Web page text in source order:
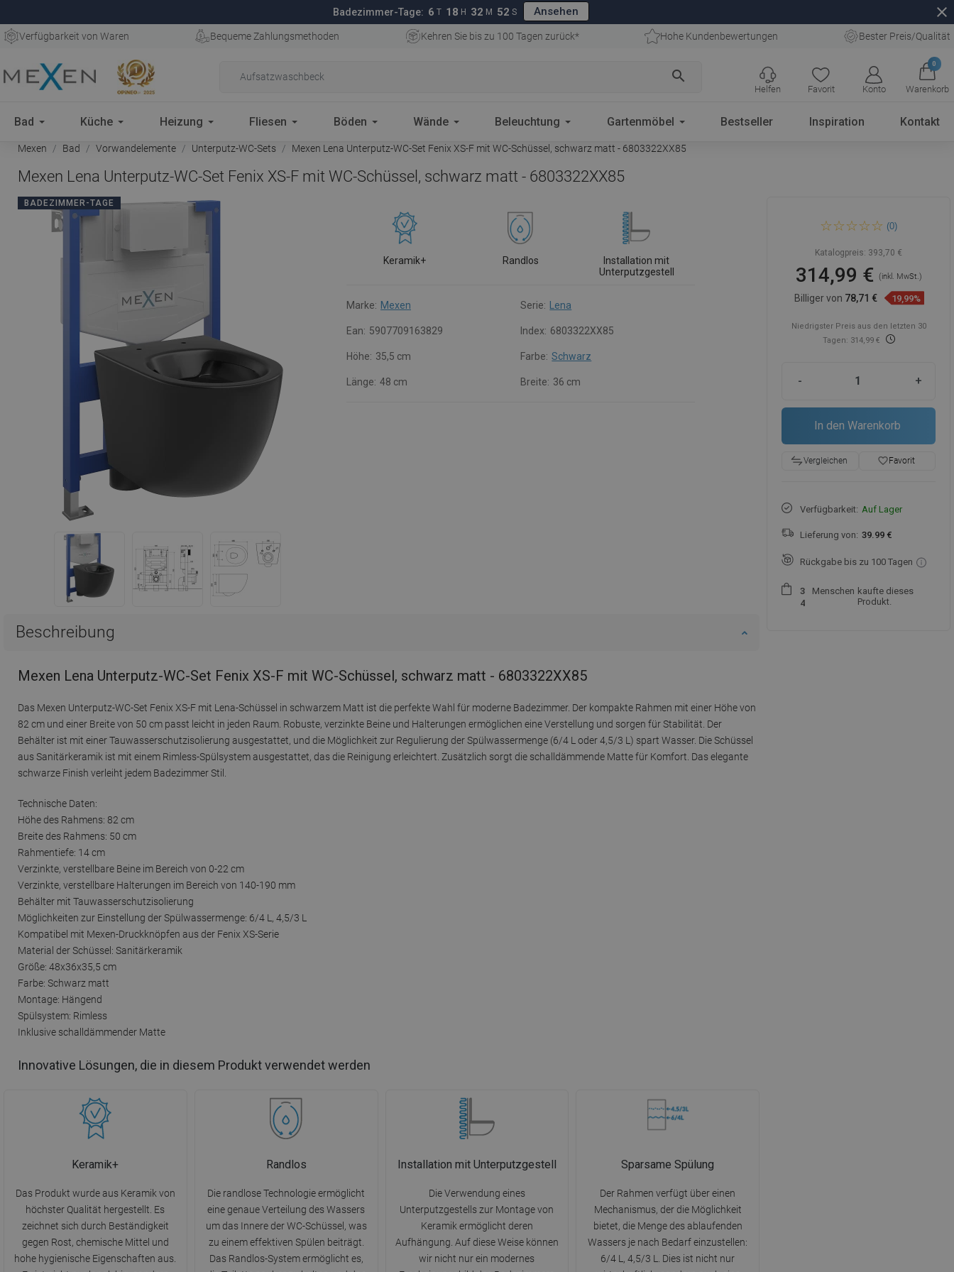
Badezimmer-Tage: 6 T 18 H 32 M 51 S Ansehen close
Verfügbarkeit von Waren Bequeme Zahlungsmethoden Kehren Sie bis zu 100 Tagen zurück* Hohe Kundenbewertungen Bester Preis/Qualität
search
Favorit Konto
0
Warenkorb
Helfen
Bad Küche Heizung Fliesen Böden Wände Beleuchtung Gartenmöbel Bestseller Inspiration Kontakt
Mexen Bad Vorwandelemente Unterputz-WC-Sets Mexen Lena Unterputz-WC-Set Fenix XS-F mit WC-Schüssel, schwarz matt - 6803322XX85
Mexen Lena Unterputz-WC-Set Fenix XS-F mit WC-Schüssel, schwarz matt - 6803322XX85
BADEZIMMER-TAGE
Keramik+ Randlos
Installation mit
Unterputzgestell
Marke: Mexen Serie: Lena
Ean: 5907709163829 Index: 6803322XX85
Höhe: 35,5 cm Farbe: Schwarz
Länge: 48 cm Breite: 36 cm
Beschreibung
Mexen Lena Unterputz-WC-Set Fenix XS-F mit WC-Schüssel, schwarz matt - 6803322XX85
Das Mexen Unterputz-WC-Set Fenix XS-F mit Lena-Schüssel in schwarzem Matt ist die perfekte Wahl für moderne Badezimmer. Der kompakte Rahmen mit einer Höhe von
82 cm und einer Breite von 50 cm passt leicht in jeden Raum. Robuste, verzinkte Beine und Halterungen ermöglichen eine Verstellung und sorgen für Stabilität. Der
Behälter ist mit einer Tauwasserschutzisolierung ausgestattet, und die Möglichkeit zur Regulierung der Spülwassermenge (6/4 L oder 4,5/3 L) spart Wasser. Die Schüssel
aus Sanitärkeramik ist mit einem Rimless-Spülsystem ausgestattet, das die Reinigung erleichtert. Zusätzlich sorgt die schalldämmende Matte für Komfort. Das elegante
schwarze Finish verleiht jedem Badezimmer Stil.
Technische Daten:
Höhe des Rahmens: 82 cm
Breite des Rahmens: 50 cm
Rahmentiefe: 14 cm
Verzinkte, verstellbare Beine im Bereich von 0-22 cm
Verzinkte, verstellbare Halterungen im Bereich von 140-190 mm
Behälter mit Tauwasserschutzisolierung
Möglichkeiten zur Einstellung der Spülwassermenge: 6/4 L, 4,5/3 L
Kompatibel mit Mexen-Druckknöpfen aus der Fenix XS-Serie
Material der Schüssel: Sanitärkeramik
Größe: 48x36x35,5 cm
Farbe: Schwarz matt
Montage: Hängend
Spülsystem: Rimless
Inklusive schalldämmender Matte
Innovative Lösungen, die in diesem Produkt verwendet werden
Keramik+
Das Produkt wurde aus Keramik von
höchster Qualität hergestellt. Es
zeichnet sich durch Beständigkeit
gegen Rost, chemische Mittel und
hohe hygienische Eigenschaften aus.
Randlos
Die randlose Technologie ermöglicht
eine genaue Verteilung des Wassers
um das Innere der WC-Schüssel, was
zu einem effektiven Spülen beiträgt.
Das Randlos-System ermöglicht es,
Installation mit Unterputzgestell
Die Verwendung eines
Unterputzgestells zur Montage von
Keramik ermöglicht deren
Aufhängung. Auf diese Weise können
wir nicht nur ein modernes
Sparsame Spülung
Der Rahmen verfügt über einen
Mechanismus, der die Möglichkeit
bietet, die Menge des ablaufenden
Wassers je nach Bedarf einzustellen:
6/4 L, 4,5/3 L. Dies ist nicht nur
Set Fenix XS-F mit WC-
6803322XX85
(0)
Katalogpreis: 393,70 €
314,99 € (inkl. MwSt.)
Billiger von 78,71 € 19,99%
Niedrigster Preis aus den letzten 30
Tagen: 314,99 €
- +
In den Warenkorb
Vergleichen favorite_borderFavorit
Verfügbarkeit: Auf Lager
Lieferung von: 39.99 €
Rückgabe bis zu 100 Tagen
3
4
Menschen kaufte dieses
Produkt.